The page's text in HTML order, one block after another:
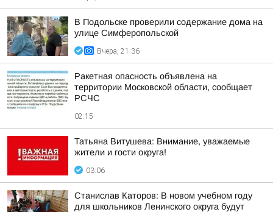
В Подольске проверили содержание дома на
улице Симферопольской
Вчера, 21:36
Ракетная опасность объявлена на
территории Московской области, сообщает
РСЧС
02:15
Татьяна Витушева: Внимание, уважаемые
жители и гости округа!
03:06
Станислав Каторов: В новом учебном году
для школьников Ленинского округа будут